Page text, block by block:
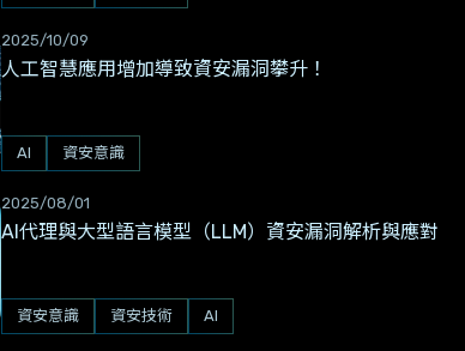
2025/10/09
人工智慧應用增加導致資安漏洞攀升！
AI 資安意識
2025/08/01
AI代理與大型語言模型（LLM）資安漏洞解析與應對
資安意識 資安技術 AI